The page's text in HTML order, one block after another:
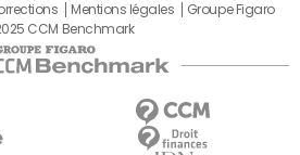
Mentions légales
Groupe Figaro
CCM Benchmark